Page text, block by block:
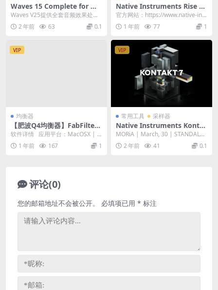
Waves 15 Complete for Ma
c (后期混音效果全套插件)
Waves V25提供全套音频效果处理
工具。调整插件大小以提高生产
力。使用新的预...
2 年前 63 0.1
Native Instruments Rise &
Hit v1.2.0 – Kontakt电影配
乐影视音效音色库
官方网站：https://www.native-inst
ruments.com/...
1 年前 77 1
VIP
均衡器
【肥波Q4均衡器】FabFilter
Pro-Q 4 v4.0.0 U2B Mac/WI
N
软件详情 应用平台：MacOSX | W
indows 插件格式：A...
1 年前 167 1
VIP
常用工具 采样器
Native Instruments Konta
kt 7 v7.2.0 [WiN, MacOS]
MORiA | March, 30 | STANDALO
NE | AUi | V...
2 年前 41 0.1
评论(0)
您的邮箱地址不会被公开。 必填项已用 * 标注